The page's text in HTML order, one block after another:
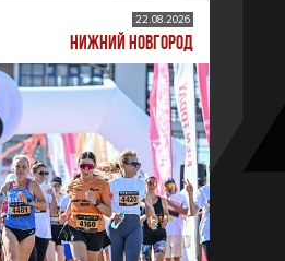
22.08.2026
НИЖНИЙ НОВГОРОД